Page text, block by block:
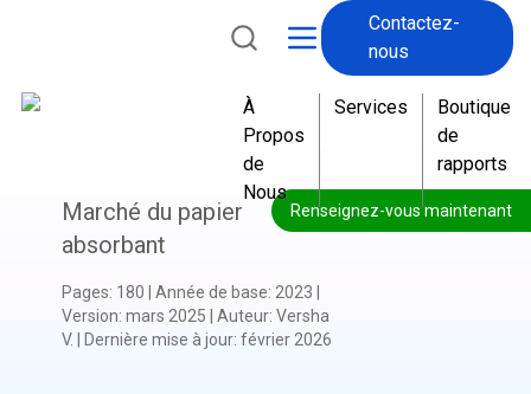
Contactez-
nous
À
Propos
de
Nous
Services
Boutique
de
rapports
Renseignez-vous maintenant
Marché du papier
absorbant
Pages: 180 Année de base: 2023
Version: mars 2025 Auteur: Versha
V.
Dernière mise à jour: février 2026